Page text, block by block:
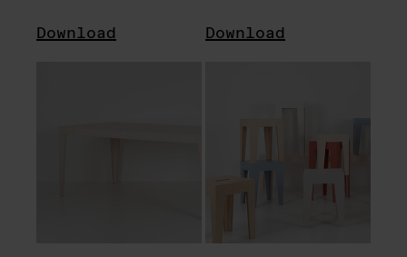
Download Download